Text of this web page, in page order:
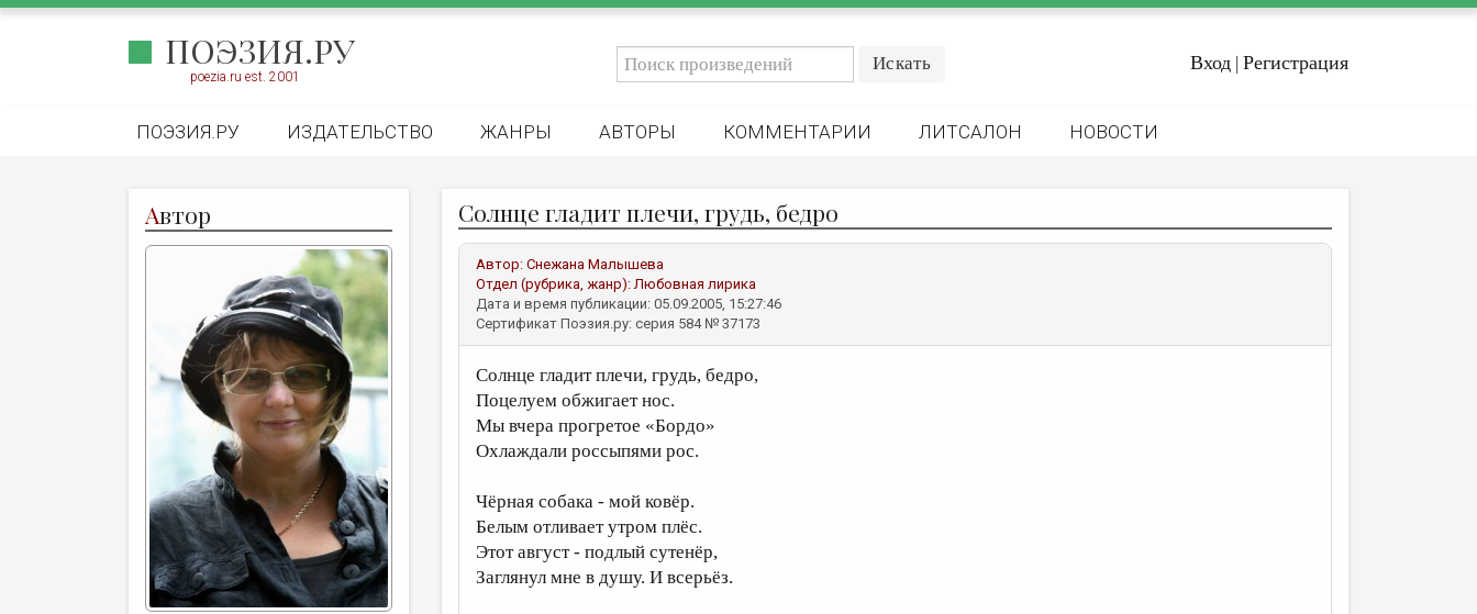
ПОЭЗИЯ.РУ
poezia.ru est. 2001
Вход | Регистрация
ПОЭЗИЯ.РУ ИЗДАТЕЛЬСТВО ЖАНРЫ АВТОРЫ КОММЕНТАРИИ ЛИТСАЛОН НОВОСТИ
Автор Солнце гладит плечи, грудь, бедро
Автор: Снежана Малышева
Отдел (рубрика, жанр):Любовная лирика
Дата и время публикации: 05.09.2005, 15:27:46
Сертификат Поэзия.ру: серия 584 № 37173
Солнце гладит плечи, грудь, бедро,
Поцелуем обжигает нос.
Мы вчера прогретое «Бордо»
Охлаждали россыпями рос.
Чёрная собака - мой ковёр.
Белым отливает утром плёс.
Этот август - подлый сутенёр,
Заглянул мне в душу. И всерьёз.